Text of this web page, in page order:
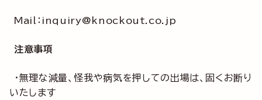
Mail：inquiry@knockout.co.jp
注意事項
・無理な減量、怪我や病気を押しての出場は、固くお断り
いたします